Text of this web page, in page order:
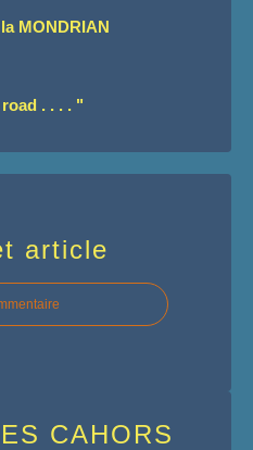
MONDRIAN
. . . . "
article
CAHORS